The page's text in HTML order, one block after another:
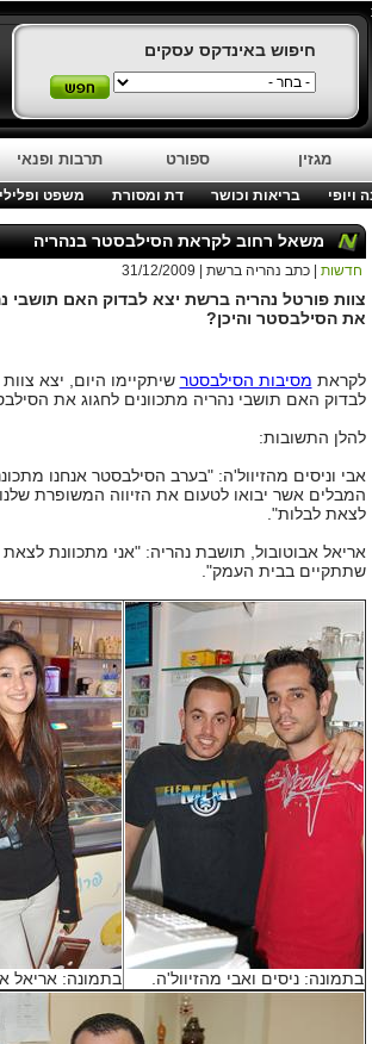
חיפוש באינדקס עסקים
מגזין ספורט תרבות ופנאי
ויופי בריאות וכושר דת ומסורת משפט
משאל רחוב לקראת הסילבסטר בנהריה
חדשות | כתב נהריה ברשת | 31/12/2009
צוות פורטל נהריה ברשת יצא לבדוק האם תושבי
את הסילבסטר והיכן?
לקראת מסיבות הסילבסטר שיתקיימו היום, יצא
לבדוק האם תושבי נהריה מתכוונים לחגוג את
להלן התשובות:
אבי וניסים מהזיוול'ה: "בערב הסילבסטר אנחנו
המבלים אשר יבואו לטעום את הזיווה המשופרת
לצאת לבלות".
אריאל אבוטובול, תושבת נהריה: "אני מתכוונת
שתתקיים בבית העמק".
בתמונה: ניסים ואבי מהזיוול'ה. בתמונה: אריאל